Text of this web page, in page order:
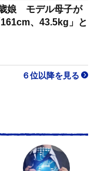
娘 モデル母子が
、43.5kg」と
６位以降を見る